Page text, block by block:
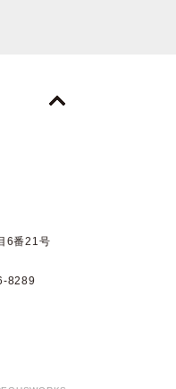
6番21号
8289